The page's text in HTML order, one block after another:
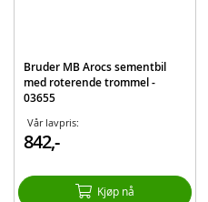
Bruder MB Arocs sementbil
med roterende trommel -
03655
Vår lavpris:
842,-
Kjøp nå